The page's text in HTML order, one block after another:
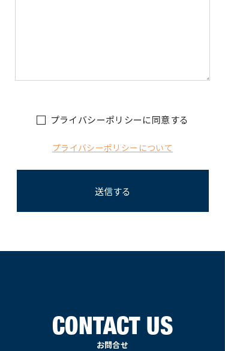
プライバシーポリシーに同意する
プライバシーポリシーについて
CONTACT US
お問合せ